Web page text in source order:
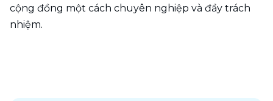
cộng đồng một cách chuyên nghiệp và đầy trách
nhiệm.